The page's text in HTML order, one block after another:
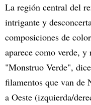
La región central del
intrigante y
composiciones de
aparece como verde, y
"Monstruo Verde",
filamentos que van de
a Oeste (izquierda/